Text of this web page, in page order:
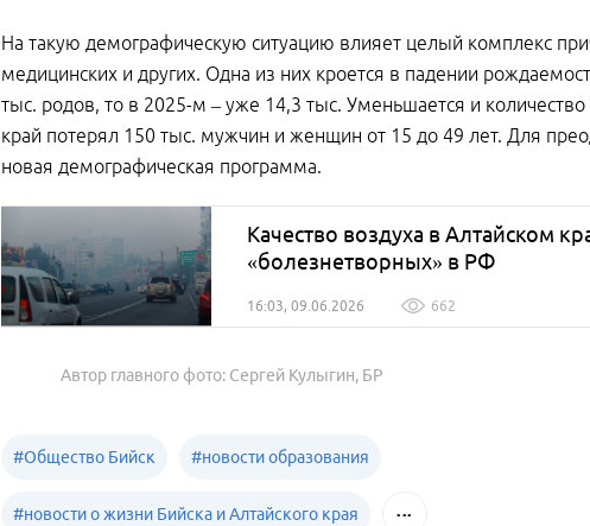
На такую демографическую ситуацию влияет целый комплекс
медицинских и других. Одна из них кроется в падении
тыс. родов, то в 2025-м – уже 14,3 тыс. Уменьшается и
край потерял 150 тыс. мужчин и женщин от 15 до 49 лет. Для
новая демографическая программа.
Качество воздуха в Алтайском
«болезнетворных» в РФ
16:03, 09.06.2026 662
Автор главного фото: Сергей Кулыгин, БР
#Общество Бийск #новости образования
#новости о жизни Бийска и Алтайского края